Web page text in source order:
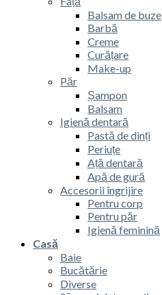
Balsam de buze
Barbă
Creme
Curățare
Make-up
Păr
Șampon
Balsam
Igienă dentară
Pastă de dinți
Periuțe
Ață dentară
Apă de gură
Accesorii îngrijire
Pentru corp
Pentru păr
Igienă feminină
Casă
Baie
Bucătărie
Diverse